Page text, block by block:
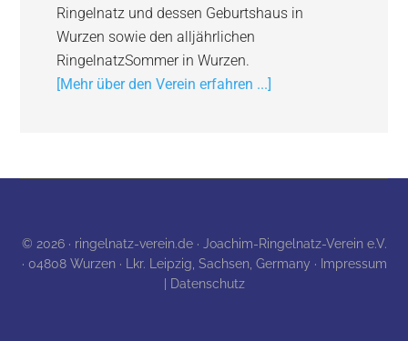
Ringelnatz und dessen Geburtshaus in
Wurzen sowie den alljährlichen
RingelnatzSommer in Wurzen.
[Mehr über den Verein erfahren ...]
© 2026 · ringelnatz-verein.de · Joachim-Ringelnatz-Verein e.V.
· 04808 Wurzen · Lkr. Leipzig, Sachsen, Germany · Impressum
| Datenschutz